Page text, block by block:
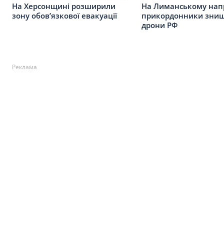
На Херсонщині розширили
зону обов’язкової евакуації
На Лиманському
прикордонники
дрони РФ
Реклама